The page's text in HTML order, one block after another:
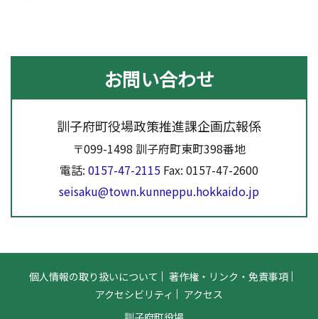
お問い合わせ
訓子府町役場政策推進課企画広報係
〒099-1498 訓子府町東町398番地
電話:0157-47-2115 Fax: 0157-47-2600
seisaku@town.kunneppu.hokkaido.jp
個人情報の取り扱いについて
著作権・リンク・免責事項
アクセシビリティ
アクセス